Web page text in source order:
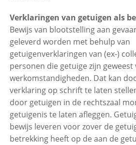
Verklaringen van getuigen als
Bewijs van blootstelling aan
geleverd worden met behulp van
getuigenverklaringen van (ex-)
personen die getuige zijn geweest
werkomstandigheden. Dat kan
verklaring op schrift te laten
door getuigen in de rechtszaal
getuigenis te laten afleggen.
bewijs leveren voor zover de
betrekking heeft op de aan de